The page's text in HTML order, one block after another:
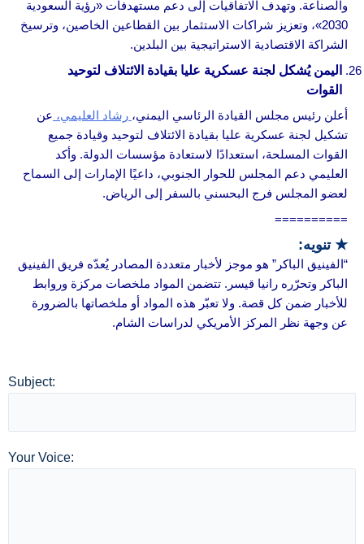
والصناعة. وتهدف الاتفاقيات إلى دعم مستهدفات «رؤية السعودية
2030»، وتعزيز شراكات الاستثمار بين القطاعين الخاصين، وترسيخ
الشراكة الاقتصادية الاستراتيجية بين البلدين.
اليمن يُشكل لجنة عسكرية عليا بقيادة الائتلاف لتوحيد
القوات
أعلن رئيس مجلس القيادة الرئاسي اليمني، رشاد العليمي، عن
تشكيل لجنة عسكرية عليا بقيادة الائتلاف لتوحيد وقيادة جميع
القوات المسلحة، استعدادًا لاستعادة مؤسسات الدولة. وأكد
العليمي دعم المجلس للحوار الجنوبي، داعيًا الإمارات إلى السماح
لعضو المجلس فرج البحسني بالسفر إلى الرياض.
==========
★ تنويه:
“الفينيق الباكر” هو موجز لأخبار متعددة المصادر يُعدّه فريق الفينيق
الباكر وتحرّره رانيا قيسر. تتضمن المواد ملخصات مركزة وروابط
للأخبار ضمن كل قصة. ولا تعبّر هذه المواد أو ملخصاتها بالضرورة
عن وجهة نظر المركز الأمريكي لدراسات الشام.
Subject:
Your Voice: